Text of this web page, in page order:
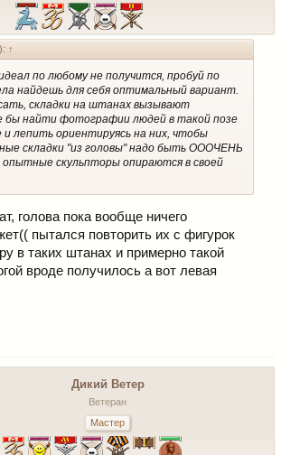
↑
по любому не получится, пробуй по
найдешь для себя оптимальный вариант.
складки на штанах вызывают
бы найти фотографии людей в такой позе
лепить ориентируясь на них, чтобы
складки "из головы" надо быть ОООЧЕНЬ
скульпторы опираются в своей
голова пока вообще ничего
пытался повторить их с фигурок
в таких штанах и примерно такой
вроде получилось а вот левая
Дикий Ветер
Ветеран
Мастер